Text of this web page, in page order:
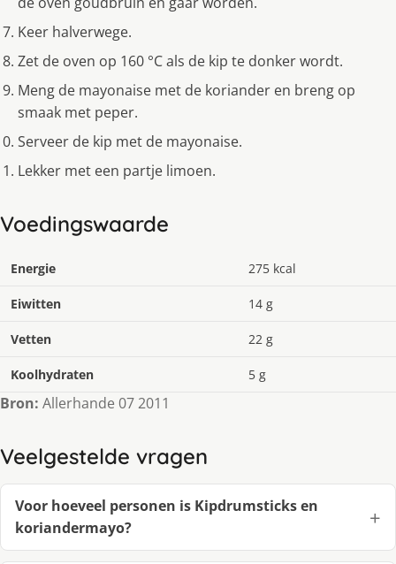
Keer halverwege.
Zet de oven op 160 °C als de kip te donker wordt.
Meng de mayonaise met de koriander en breng op
smaak met peper.
Serveer de kip met de mayonaise.
Lekker met een partje limoen.
Voedingswaarde
Energie 275 kcal
Eiwitten 14 g
Vetten 22 g
Koolhydraten 5 g
Bron: Allerhande 07 2011
Veelgestelde vragen
Voor hoeveel personen is Kipdrumsticks en
koriandermayo?